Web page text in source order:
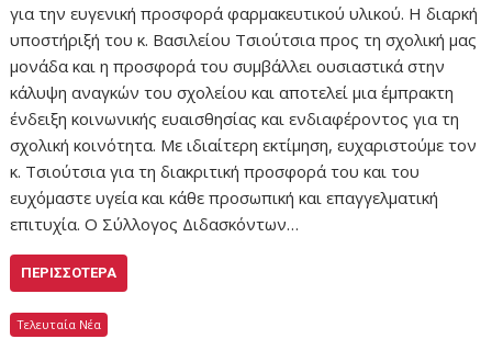
για την ευγενική προσφορά φαρμακευτικού υλικού. H διαρκή
υποστήριξή του κ. Βασιλείου Τσιούτσια προς τη σχολική μας
μονάδα και η προσφορά του συμβάλλει ουσιαστικά στην
κάλυψη αναγκών του σχολείου και αποτελεί μια έμπρακτη
ένδειξη κοινωνικής ευαισθησίας και ενδιαφέροντος για τη
σχολική κοινότητα. Με ιδιαίτερη εκτίμηση, ευχαριστούμε τον
κ. Τσιούτσια για τη διακριτική προσφορά του και του
ευχόμαστε υγεία και κάθε προσωπική και επαγγελματική
επιτυχία. Ο Σύλλογος Διδασκόντων…
ΠΕΡΙΣΣΌΤΕΡΑ
Τελευταία Νέα